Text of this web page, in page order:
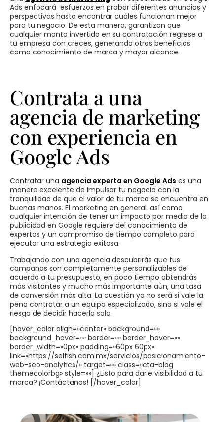
Ads enfocará esfuerzos en probar diferentes anuncios y
perspectivas hasta encontrar cuáles funcionan mejor
para tu negocio. De esta manera, garantizan que
cualquier monto invertido en su contratación regrese a
tu empresa con creces, generando otros beneficios
como conocimiento de marca y mayor alcance.
Contrata a una
agencia de marketing
con experiencia en
Google Ads
Contratar una agencia experta en Google Ads es una
manera excelente de impulsar tu negocio con la
tranquilidad de que el valor de tu marca se encuentra en
buenas manos. El marketing en general, así como
cualquier intención de tener un impacto por medio de la
publicidad en Google requiere del conocimiento de
expertos y un compromiso de tiempo completo para
ejecutar una estrategia exitosa.
Trabajando con una agencia descubrirás que tus
campañas son completamente personalizables de
acuerdo a tu presupuesto, en poco tiempo obtendrás
más visitantes y mucho más importante aún, una tasa
de conversión más alta. La cuestión ya no será si vale la
pena contratar a un equipo especializado, sino si vale el
riesgo de decidir hacerlo solo.
[hover_color align=»center» background=»»
background_hover=»» border=»» border_hover=»»
border_width=»0px» padding=»60px 60px»
link=»https://selfish.com.mx/servicios/posicionamiento-
web-seo-analytics/» target=»» class=»cta-blog
themecolorbg» style=»»] ¿Listo para darle visibilidad a tu
marca? ¡Contáctanos! [/hover_color]